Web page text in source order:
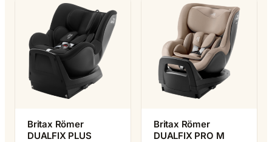
Britax Römer
DUALFIX PLUS
Britax Römer
DUALFIX PRO M